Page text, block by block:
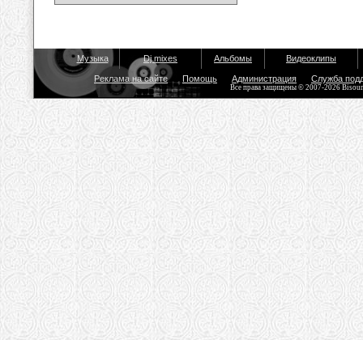
Музыка Dj mixes Альбомы Видеоклипы
Реклама на сайте Помощь Администрация Служба
Все права защищены © 2007-2026